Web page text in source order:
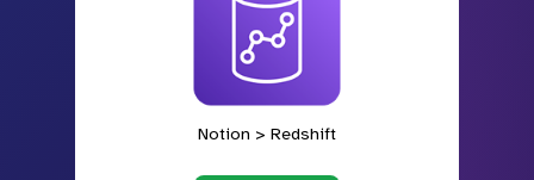
Notion > Redshift